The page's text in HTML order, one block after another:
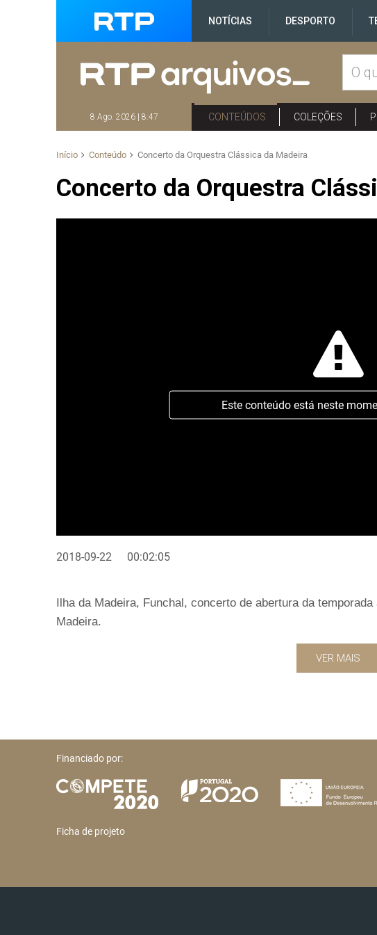
NOTÍCIAS DESPORTO
8 Ago. 2026 | 8:47 CONTEÚDOS COLEÇÕES
Início Conteúdo Concerto da Orquestra Clássica da Madeira
Concerto da Orquestra
Este conteúdo está neste
2018-09-22 00:02:05
Ilha da Madeira, Funchal, concerto de abertura da
Madeira.
VER MAIS
Financiado por:
Ficha de projeto